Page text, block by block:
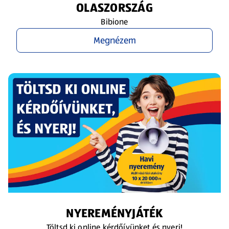
OLASZORSZÁG
Bibione
Megnézem
NYEREMÉNYJÁTÉK